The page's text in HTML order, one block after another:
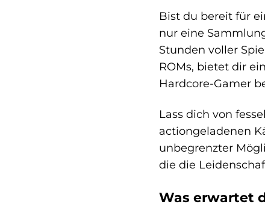
Bist du bereit für
nur eine
Stunden voller
ROMs, bietet dir
Hardcore-Gamer
Lass dich von
actiongeladenen
unbegrenzter
die die
Was erwartet